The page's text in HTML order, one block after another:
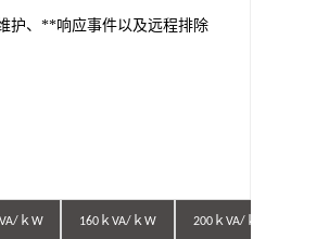
护、**响应事件以及远程排除
VA/ｋW 160 ｋVA/ ｋW 200 ｋVA/ ｋ